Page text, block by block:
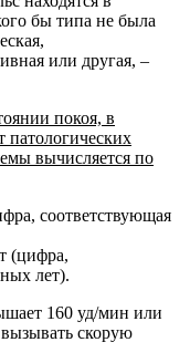
бы типа не была
или другая, –
покоя, в
патологических
вычисляется по
соответствующая
(цифра,
лет).
160 уд/мин или
скорую